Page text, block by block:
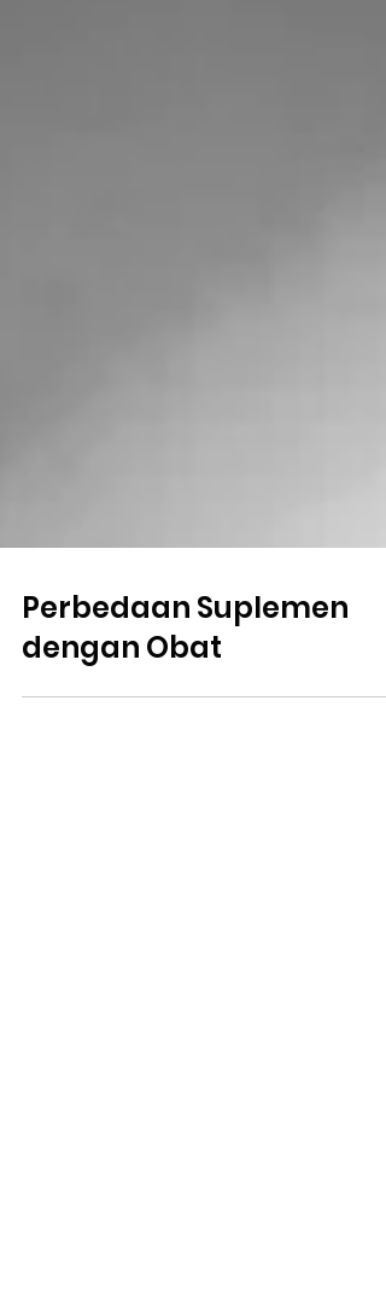
Perbedaan Suplemen
dengan Obat